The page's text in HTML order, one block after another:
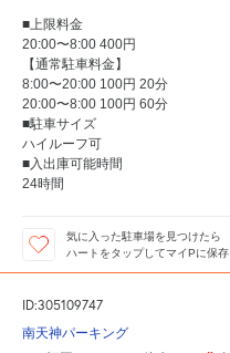
■上限料金
20:00〜8:00 400円
【通常駐車料金】
8:00〜20:00 100円 20分
20:00〜8:00 100円 60分
■駐車サイズ
ハイルーフ可
■入出庫可能時間
24時間
気に入った駐車場を見つけたら
ハートをタップしてマイPに保存
ID:305109747
南天神パーキング